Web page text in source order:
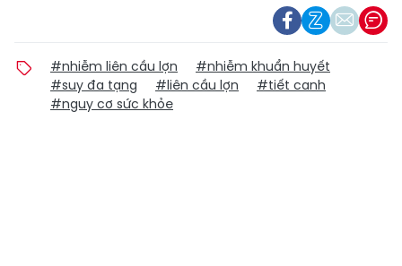
#nhiễm liên cầu lợn
#nhiễm khuẩn huyết
#suy đa tạng
#liên cầu lợn
#tiết canh
#nguy cơ sức khỏe